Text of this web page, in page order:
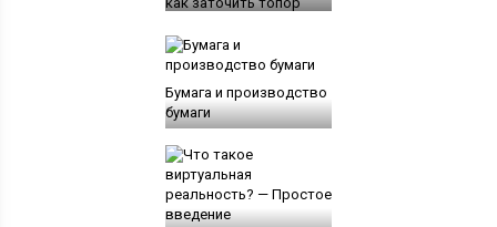
Бумага и производство
бумаги